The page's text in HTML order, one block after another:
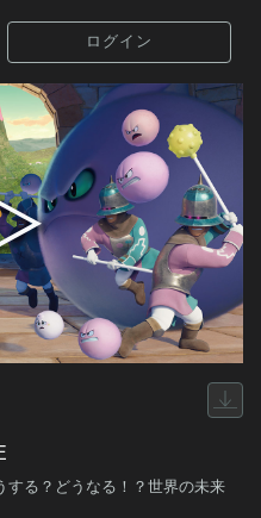
ログイン
する？どうなる！？世界の未来